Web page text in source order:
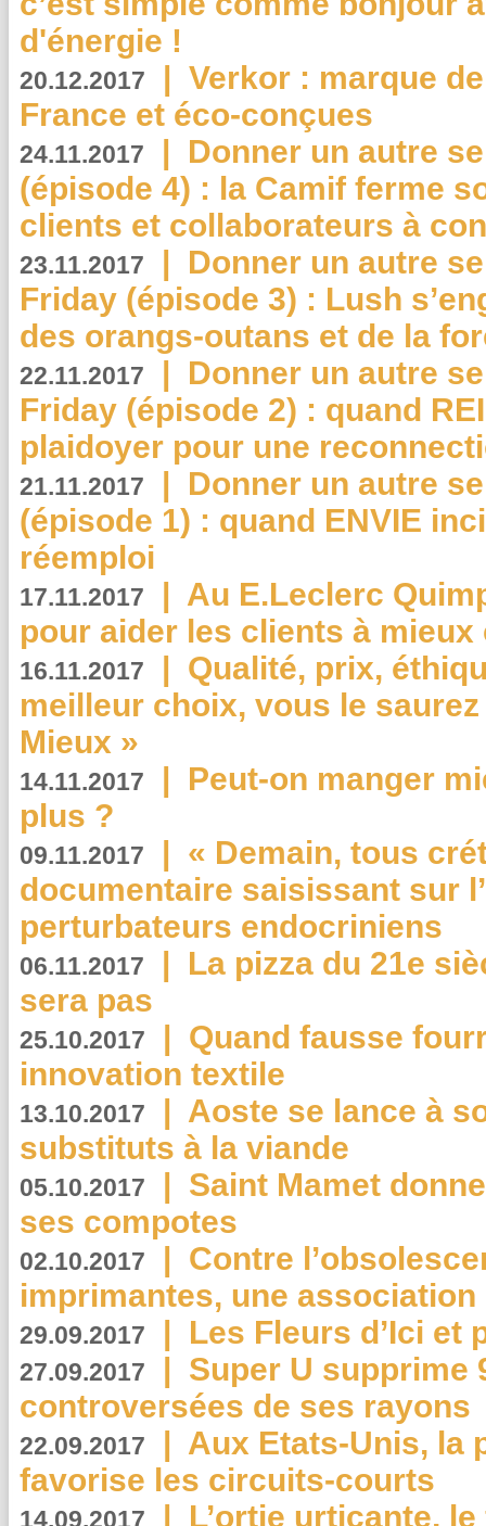
d'énergie !
20.12.2017 | Verkor : marque
France et éco-conçues
24.11.2017 | Donner un autre
(épisode 4) : la Camif ferme
clients et collaborateurs à
23.11.2017 | Donner un autre
Friday (épisode 3) : Lush
des orangs-outans et de la
22.11.2017 | Donner un autre
Friday (épisode 2) : quand
plaidoyer pour une
21.11.2017 | Donner un autre
(épisode 1) : quand ENVIE
réemploi
17.11.2017 | Au E.Leclerc
pour aider les clients à
16.11.2017 | Qualité, prix,
meilleur choix, vous le
Mieux »
14.11.2017 | Peut-on manger
plus ?
09.11.2017 | « Demain, tous
documentaire saisissant sur
perturbateurs endocriniens
06.11.2017 | La pizza du 21e
sera pas
25.10.2017 | Quand fausse
innovation textile
13.10.2017 | Aoste se lance à
substituts à la viande
05.10.2017 | Saint Mamet
ses compotes
02.10.2017 | Contre
imprimantes, une
29.09.2017 | Les Fleurs d’Ici et
27.09.2017 | Super U supprime
controversées de ses rayons
22.09.2017 | Aux Etats-Unis, la
favorise les circuits-courts
14.09.2017 | L’ortie urticante,